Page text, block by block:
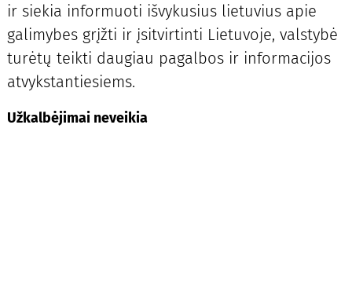
ir siekia informuoti išvykusius lietuvius apie
galimybes grįžti ir įsitvirtinti Lietuvoje, valstybė
turėtų teikti daugiau pagalbos ir informacijos
atvykstantiesiems.
Užkalbėjimai neveikia